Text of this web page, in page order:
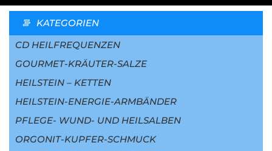
KATEGORIEN
CD HEILFREQUENZEN
GOURMET-KRÄUTER-SALZE
HEILSTEIN – KETTEN
HEILSTEIN-ENERGIE-ARMBÄNDER
PFLEGE- WUND- UND HEILSALBEN
ORGONIT-KUPFER-SCHMUCK